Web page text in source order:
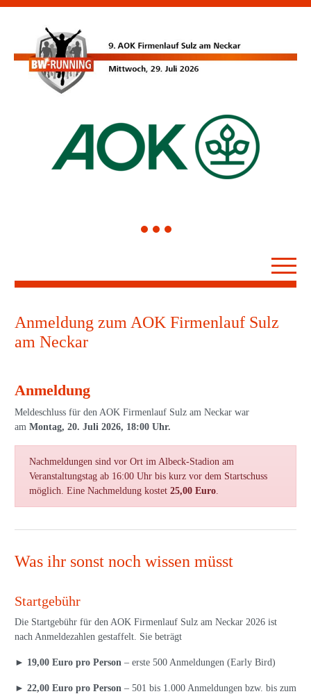
1 2 3
Anmeldung zum AOK Firmenlauf Sulz
am Neckar
Anmeldung
Meldeschluss für den AOK Firmenlauf Sulz am Neckar war
am Montag, 20. Juli 2026, 18:00 Uhr.
Nachmeldungen sind vor Ort im Albeck-Stadion am
Veranstaltungstag ab 16:00 Uhr bis kurz vor dem Startschuss
möglich. Eine Nachmeldung kostet 25,00 Euro
Was ihr sonst noch wissen müsst
Startgebühr
Die Startgebühr für den AOK Firmenlauf Sulz am Neckar 2026 ist
nach Anmeldezahlen gestaffelt. Sie beträgt
► 19,00 Euro pro Person – erste 500 Anmeldungen (Early Bird)
► 22,00 Euro pro Person – 501 bis 1.000 Anmeldungen bzw. bis zum